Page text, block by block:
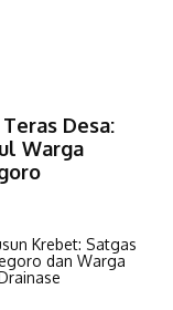
Desa:
Warga
Krebet: Satgas
dan Warga